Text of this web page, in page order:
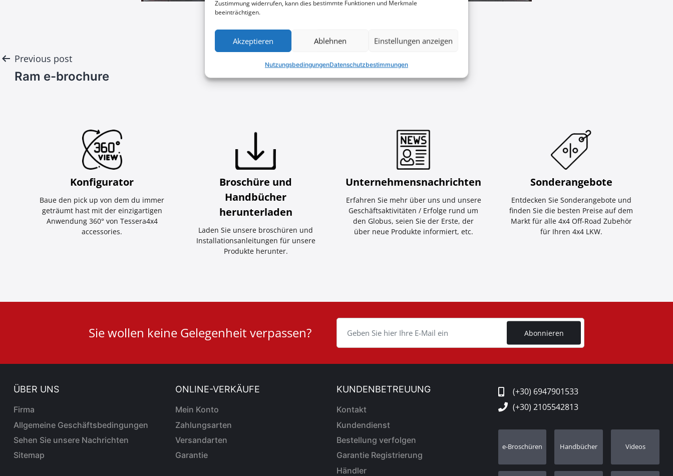
Zustimmung widerrufen, kann dies bestimmte Funktionen und Merkmale
beeinträchtigen.
Akzeptieren Ablehnen Einstellungen anzeigen
NutzungsbedingungenDatenschutzbestimmungen
Post
navigation
Previous post
Ram e-brochure
Konfigurator
Baue den pick up von dem du immer
geträumt hast mit der einzigartigen
Anwendung 360° von Tessera4x4
accessories.
Broschüre und
Handbücher
herunterladen
Laden Sie unsere broschüren und
Installationsanleitungen für unsere
Produkte herunter.
Unternehmensnachrichten
Erfahren Sie mehr über uns und unsere
Geschäftsaktivitäten / Erfolge rund um
den Globus, seien Sie der Erste, der
über neue Produkte informiert, etc.
Sonderangebote
Entdecken Sie Sonderangebote und
finden Sie die besten Preise auf dem
Markt für alle 4x4 Off-Road Zubehör
für Ihren 4x4 LKW.
Sie wollen keine Gelegenheit verpassen? Abonnieren
ÜBER UNS
Firma
Allgemeine Geschäftsbedingungen
Sehen Sie unsere Nachrichten
Sitemap
ONLINE-VERKÄUFE
Mein Konto
Zahlungsarten
Versandarten
Garantie
KUNDENBETREUUNG
Kontakt
Kundendienst
Bestellung verfolgen
Garantie Registrierung
Händler
(+30) 6947901533
(+30) 2105542813
e-Broschüren Handbücher Videos